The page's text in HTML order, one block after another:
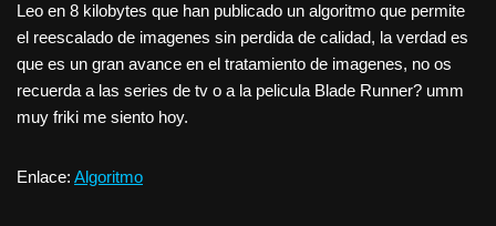
Leo en 8 kilobytes que han publicado un algoritmo que permite
el reescalado de imagenes sin perdida de calidad, la verdad es
que es un gran avance en el tratamiento de imagenes, no os
recuerda a las series de tv o a la pelicula Blade Runner? umm
muy friki me siento hoy.
Enlace: Algoritmo